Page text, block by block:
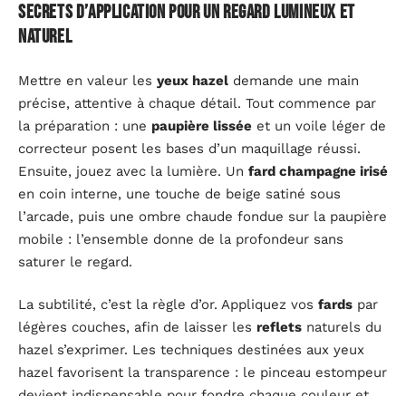
Secrets d’application pour un regard lumineux et
naturel
Mettre en valeur les yeux hazel demande une main
précise, attentive à chaque détail. Tout commence par
la préparation : une paupière lissée et un voile léger de
correcteur posent les bases d’un maquillage réussi.
Ensuite, jouez avec la lumière. Un fard champagne irisé
en coin interne, une touche de beige satiné sous
l’arcade, puis une ombre chaude fondue sur la paupière
mobile : l’ensemble donne de la profondeur sans
saturer le regard.
La subtilité, c’est la règle d’or. Appliquez vos fards par
légères couches, afin de laisser les reflets naturels du
hazel s’exprimer. Les techniques destinées aux yeux
hazel favorisent la transparence : le pinceau estompeur